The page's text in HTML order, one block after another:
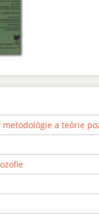
metodológie a teórie